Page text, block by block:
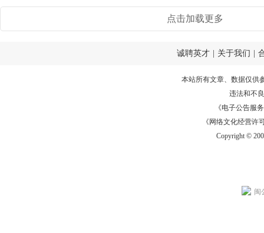
点击加载更多
诚聘英才 关于我们
本站所有文章、数据仅供
违法和不
《电子公告服务
《网络文化经营许
Copyright ©
闽